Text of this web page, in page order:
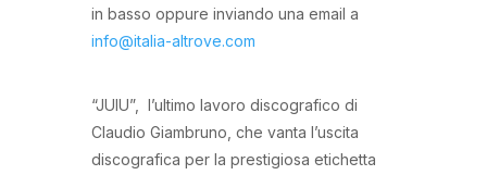
in basso oppure inviando una email a
info@italia-altrove.com
“JUIU”, l’ultimo lavoro discografico di
Claudio Giambruno, che vanta l’uscita
discografica per la prestigiosa etichetta